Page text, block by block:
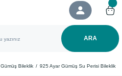
ARA
Gümüş Bileklik 925 Ayar Gümüş Su Perisi Bileklik